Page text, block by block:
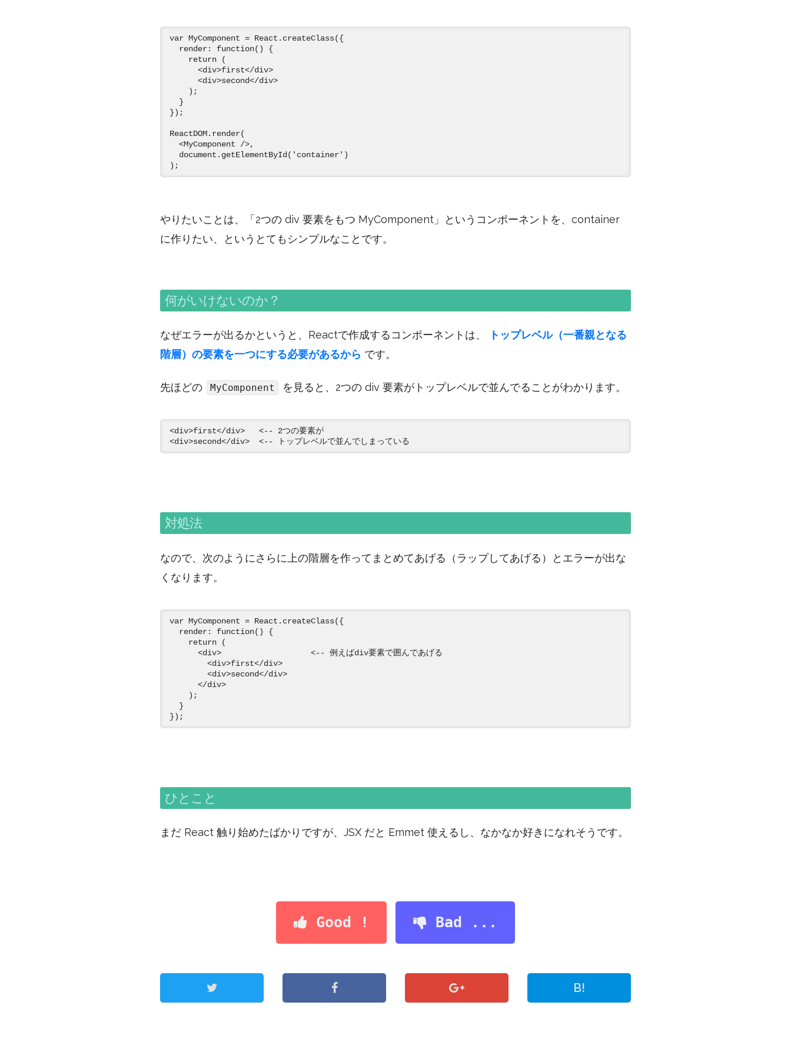
var MyComponent = React.createClass({
  render: function() {
    return (
      <div>first</div>
      <div>second</div>
    );
  }
});
ReactDOM.render(
  <MyComponent />,
  document.getElementById('container')
やりたいことは、「2つの div 要素をもつ MyComponent」というコンポーネントを、container
に作りたい、というとてもシンプルなことです。
何がいけないのか？
なぜエラーが出るかというと、Reactで作成するコンポーネントは、
トップレベル（一番親となる
階層）の要素を一つにする必要があるから です。
先ほどの MyComponent を見ると、2つの div 要素がトップレベルで並んでることがわかります。
<div>first</div>   <-- 2つの要素が
対処法
なので、次のようにさらに上の階層を作ってまとめてあげる（ラップしてあげる）とエラーが出な
くなります。
var MyComponent = React.createClass({
  render: function() {
    return (
      <div>                   <-- 例えばdiv要素で囲んであげる
        <div>first</div>
        <div>second</div>
      </div>
    );
  }
ひとこと
まだ React 触り始めたばかりですが、JSX だと Emmet 使えるし、なかなか好きになれそうです。
Good ! Bad ...
B!